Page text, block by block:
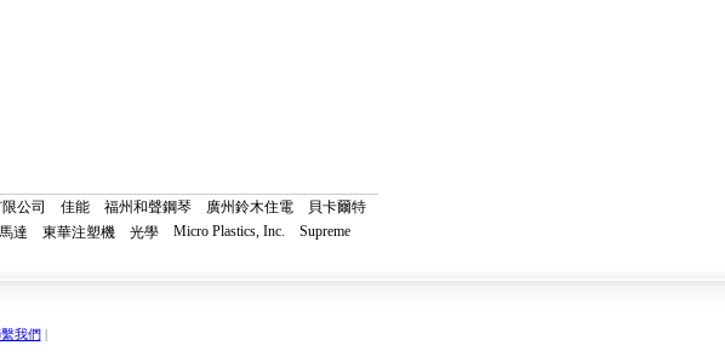
公司 佳能 福州和聲鋼琴 廣州鈴木住電
貝卡爾特
馬達 東華注塑機 光學 Micro Plastics, Inc. Supreme
我們|